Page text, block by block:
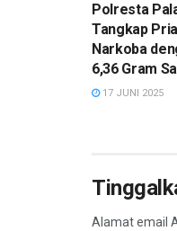
Polresta
Tangkap
Narkoba
6,36 Gram
17 JUNI 2025
Alamat email